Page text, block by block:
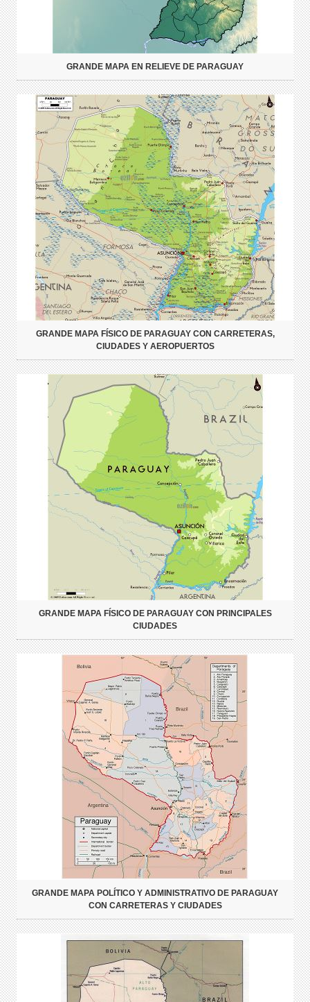
GRANDE MAPA EN RELIEVE DE PARAGUAY
GRANDE MAPA FÍSICO DE PARAGUAY CON CARRETERAS,
CIUDADES Y AEROPUERTOS
GRANDE MAPA FÍSICO DE PARAGUAY CON PRINCIPALES
CIUDADES
GRANDE MAPA POLÍTICO Y ADMINISTRATIVO DE PARAGUAY
CON CARRETERAS Y CIUDADES